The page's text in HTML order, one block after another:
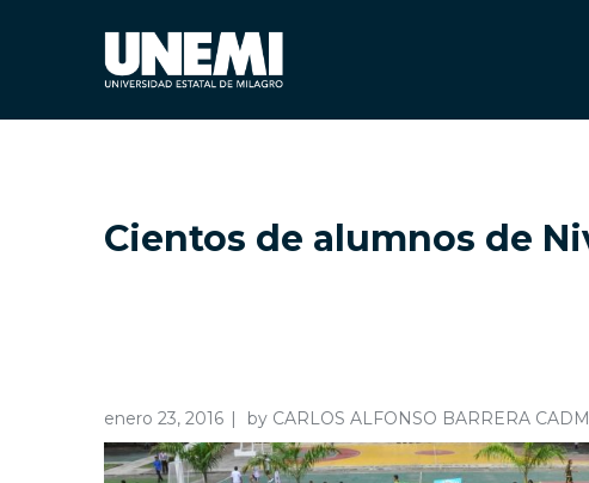
Cientos de alumnos de
enero 23, 2016 by CARLOS ALFONSO BARRERA